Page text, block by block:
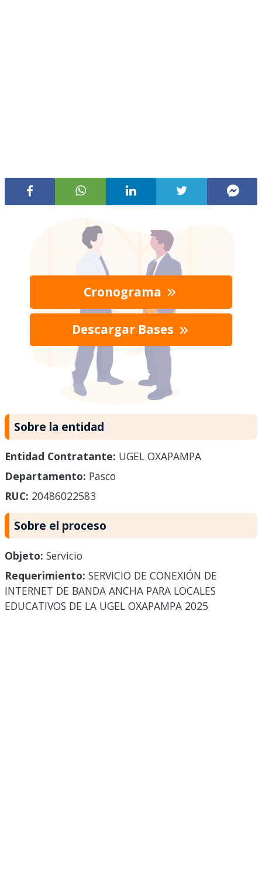
Cronograma
Descargar Bases
Sobre la entidad
Entidad Contratante: UGEL OXAPAMPA
Departamento: Pasco
RUC: 20486022583
Sobre el proceso
Objeto: Servicio
Requerimiento: SERVICIO DE CONEXIÓN DE
INTERNET DE BANDA ANCHA PARA LOCALES
EDUCATIVOS DE LA UGEL OXAPAMPA 2025